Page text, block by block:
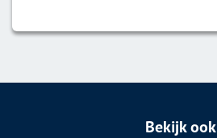
Bekijk ook